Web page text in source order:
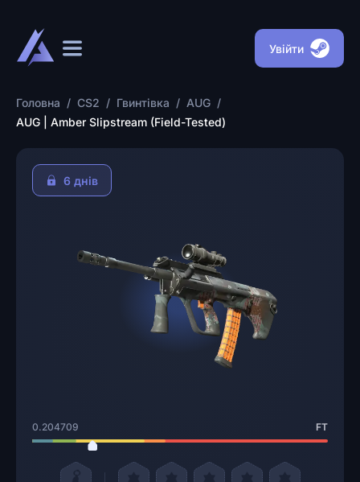
Увійти
Головна / CS2 / Гвинтівка / AUG /
AUG | Amber Slipstream (Field-Tested)
6 днів
0.204709 FT